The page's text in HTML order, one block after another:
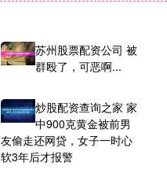
苏州股票配资公司 被
群殴了，可恶啊...
炒股配资查询之家 家
中900克黄金被前男
友偷走还网贷，女子一时心
软3年后才报警